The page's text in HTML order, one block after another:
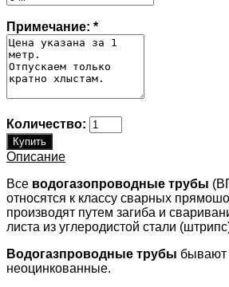
Примечание: *
Количество:
Описание
Все водогазопроводные трубы
относятся к классу сварных
производят путем загиба и
листа из углеродистой стали
Водогазпроводные трубы бывают
неоцинкованные.